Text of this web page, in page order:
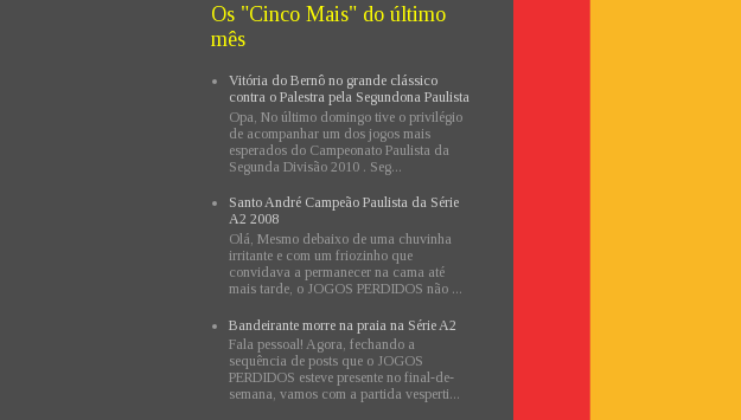
Os "Cinco Mais" do último
mês
Vitória do Bernô no grande clássico
contra o Palestra pela Segundona Paulista
Opa, No último domingo tive o privilégio
de acompanhar um dos jogos mais
esperados do Campeonato Paulista da
Segunda Divisão 2010 . Seg...
Santo André Campeão Paulista da Série
A2 2008
Olá, Mesmo debaixo de uma chuvinha
irritante e com um friozinho que
convidava a permanecer na cama até
mais tarde, o JOGOS PERDIDOS não ...
Bandeirante morre na praia na Série A2
Fala pessoal! Agora, fechando a
sequência de posts que o JOGOS
PERDIDOS esteve presente no final-de-
semana, vamos com a partida vesperti...